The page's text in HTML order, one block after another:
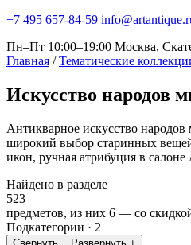
+7 495 657-84-59
Пн–Пт 10:00–19:00 Москва,
Главная / Тематические
Искусство народов
Антикварное искусство
широкий выбор старинных
икон, ручная атрибуция в
Найдено в разделе
523
предметов, из них 6 — со
Подкатегории · 2